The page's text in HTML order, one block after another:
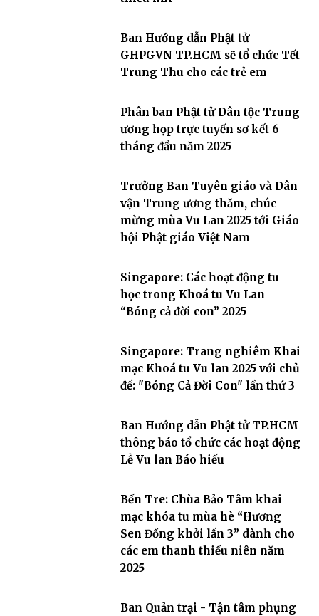
Ban Hướng dẫn Phật tử
GHPGVN TP.HCM sẽ tổ chức Tết
Trung Thu cho các trẻ em
Phân ban Phật tử Dân tộc Trung
ương họp trực tuyến sơ kết 6
tháng đầu năm 2025
Trưởng Ban Tuyên giáo và Dân
vận Trung ương thăm, chúc
mừng mùa Vu Lan 2025 tới Giáo
hội Phật giáo Việt Nam
Singapore: Các hoạt động tu
học trong Khoá tu Vu Lan
“Bóng cả đời con” 2025
Singapore: Trang nghiêm Khai
mạc Khoá tu Vu lan 2025 với chủ
đề: "Bóng Cả Đời Con" lần thứ 3
Ban Hướng dẫn Phật tử TP.HCM
thông báo tổ chức các hoạt động
Lễ Vu lan Báo hiếu
Bến Tre: Chùa Bảo Tâm khai
mạc khóa tu mùa hè “Hương
Sen Đồng khởi lần 3” dành cho
các em thanh thiếu niên năm
2025
Ban Quản trại - Tận tâm phụng